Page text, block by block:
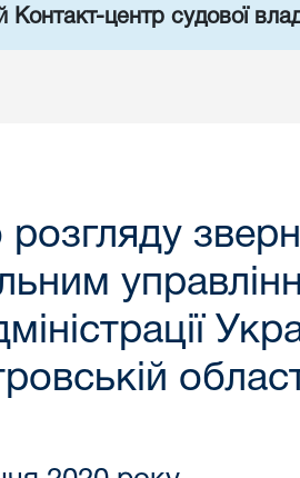
Контакт-центр судової
розгляду